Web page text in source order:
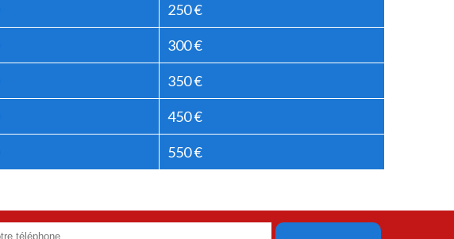
250 €
300 €
350 €
450 €
550 €